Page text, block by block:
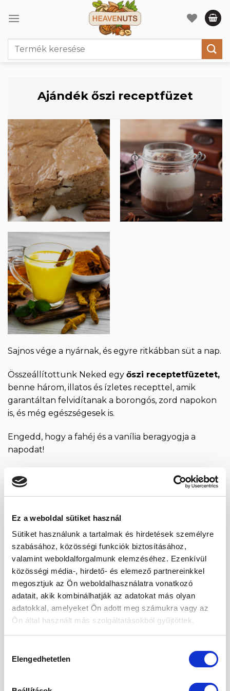
Ez a weboldal sütiket használ
Sütiket használunk a tartalmak és hirdetések személyre
szabásához, közösségi funkciók biztosításához,
valamint weboldalforgalmunk elemzéséhez. Ezenkívül
közösségi média-, hirdető- és elemező partnereinkkel
megosztjuk az Ön weboldalhasználatra vonatkozó
adatait, akik kombinálhatják az adatokat más olyan
adatokkal, amelyeket Ön adott meg számukra vagy az
Ön által használt más szolgáltatásokból gyűjtöttek.
kiválasztása
Elengedhetetlen
Keresés
Ajándék őszi receptfüzet
Sajnos vége a nyárnak, és egyre ritkábban süt a nap.
Összeállítottunk Neked egy őszi receptetfüzetet,
benne három, illatos és ízletes recepttel, amik
garantáltan felvidítanak a borongós, zord napokon
is, és még egészségesek is.
Engedd, hogy a fahéj és a vanília beragyogja a
napodat!
A saját készítésű ételeid nem csak finomak lesznek,
de egészen biztosan:
alacsony kalóriatartalmúak,
és magában hordozzák az ősz minden szépségét!
Add meg az e-mail címedet, és máris
küldjük Neked a recepteket!